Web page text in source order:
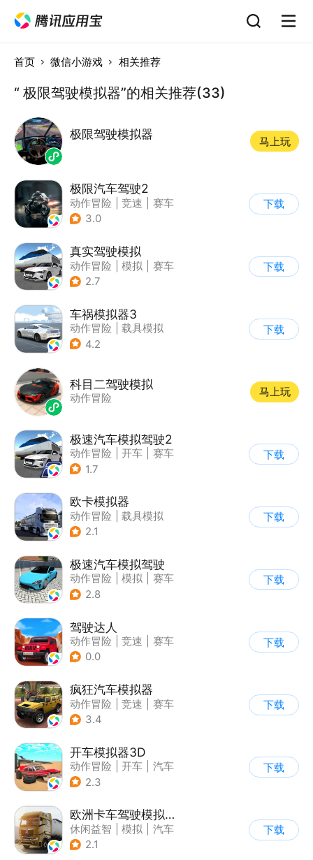
首页 微信小游戏 相关推荐
“ 极限驾驶模拟器”的相关推荐(33)
极限驾驶模拟器
马上玩
极限汽车驾驶2
动作冒险 竞速
赛车
| 写实
3.0
下载
真实驾驶模拟
动作冒险 模拟
赛车
| 漂移
2.7
下载
车祸模拟器3
动作冒险
载具模拟
| 汽车
4.2
下载
科目二驾驶模拟
动作冒险
马上玩
极速汽车模拟驾驶2
动作冒险 开车
赛车
| 漂移
1.7
下载
欧卡模拟器
动作冒险
载具模拟
| 写实
2.1
下载
极速汽车模拟驾驶
动作冒险 模拟
赛车
| 漂移
2.8
下载
驾驶达人
动作冒险 竞速
赛车
| 漂移
0.0
下载
疯狂汽车模拟器
动作冒险 竞速
赛车
| 开放世界
3.4
下载
开车模拟器3D
动作冒险 开车
汽车
| 卡通
2.3
下载
欧洲卡车驾驶模拟器3
休闲益智 模拟
汽车
| 写实
2.1
下载